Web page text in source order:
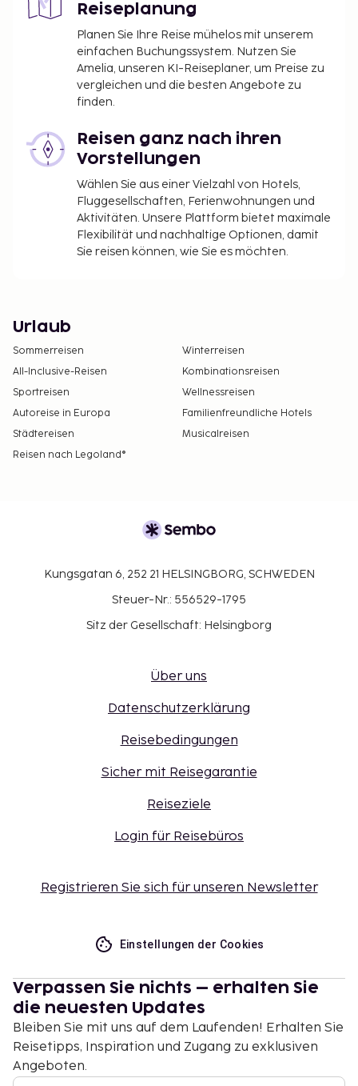
Reiseplanung
Planen Sie Ihre Reise mühelos mit unserem
einfachen Buchungssystem. Nutzen Sie
Amelia, unseren KI-Reiseplaner, um Preise zu
vergleichen und die besten Angebote zu
finden.
Reisen ganz nach ihren
Vorstellungen
Wählen Sie aus einer Vielzahl von Hotels,
Fluggesellschaften, Ferienwohnungen und
Aktivitäten. Unsere Plattform bietet maximale
Flexibilität und nachhaltige Optionen, damit
Sie reisen können, wie Sie es möchten.
Urlaub
Sommerreisen
Winterreisen
All-Inclusive-Reisen
Kombinationsreisen
Sportreisen
Wellnessreisen
Autoreise in Europa
Familienfreundliche Hotels
Städtereisen
Musicalreisen
Reisen nach Legoland®
Kungsgatan 6, 252 21 HELSINGBORG, SCHWEDEN
Steuer-Nr.: 556529-1795
Sitz der Gesellschaft: Helsingborg
Über uns
Datenschutzerklärung
Reisebedingungen
Sicher mit Reisegarantie
Reiseziele
Login für Reisebüros
Registrieren Sie sich für unseren Newsletter
Einstellungen der Cookies
Verpassen Sie nichts – erhalten Sie
die neuesten Updates
Bleiben Sie mit uns auf dem Laufenden! Erhalten Sie
Reisetipps, Inspiration und Zugang zu exklusiven
Angeboten.